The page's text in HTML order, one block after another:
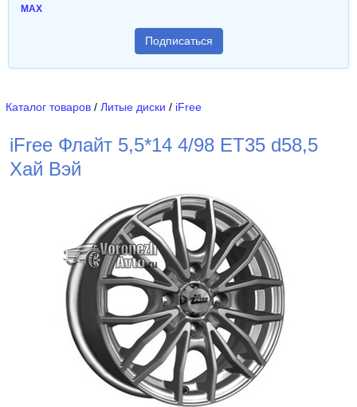
MAX
Подписаться
Каталог товаров / Литые диски / iFree
iFree Флайт 5,5*14 4/98 ET35 d58,5
Хай Вэй